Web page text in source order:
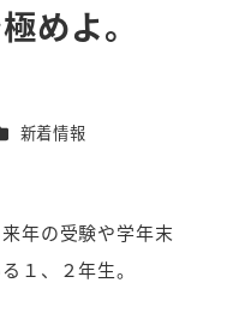
めよ。
テゴリー
新着情報
年の受験や学年末
１、２年生。